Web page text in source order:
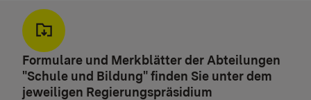
Formulare und Merkblätter der Abteilungen
"Schule und Bildung" finden Sie unter dem
jeweiligen Regierungspräsidium